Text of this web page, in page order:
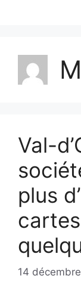
Val-
plus
14